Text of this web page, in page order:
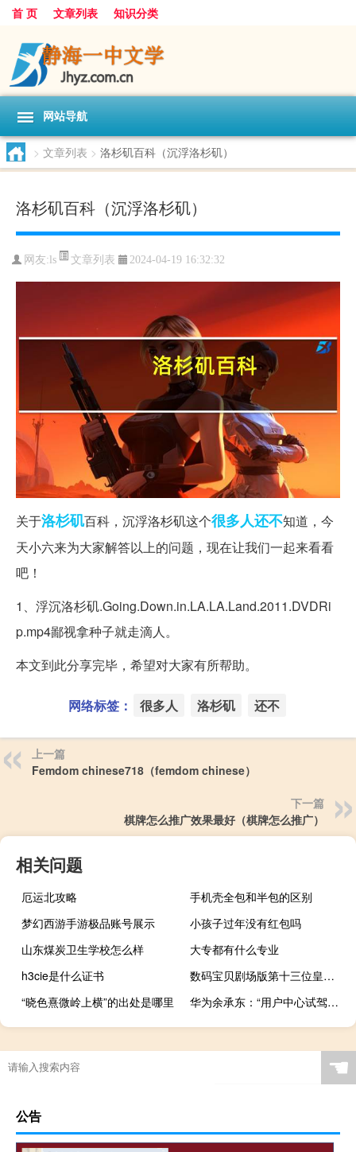
首 页 文章列表 知识分类
网站导航
> 文章列表 > 洛杉矶百科（沉浮洛杉矶）
洛杉矶百科（沉浮洛杉矶）
网友: ls 文章列表 2024-04-19 16:32:32
关于洛杉矶百科，沉浮洛杉矶这个很多人还不知道，今
天小六来为大家解答以上的问题，现在让我们一起来看看
吧！
1、浮沉洛杉矶.Going.Down.in.LA.LA.Land.2011.DVDRi
p.mp4鄙视拿种子就走滴人。
本文到此分享完毕，希望对大家有所帮助。
网络标签： 很多人 洛杉矶 还不
上一篇
Femdom chinese718（femdom chinese）
下一篇
棋牌怎么推广效果最好（棋牌怎么推广）
相关问题
厄运北攻略
手机壳全包和半包的区别
梦幻西游手游极品账号展示
小孩子过年没有红包吗
山东煤炭卫生学校怎么样
大专都有什么专业
h3cie是什么证书
数码宝贝剧场版第十三位皇家骑士是谁（数码宝贝剧场版第十三位皇家骑士）
“晓色熹微岭上横”的出处是哪里
华为余承东：“用户中心试驾事故”为客户误踩油门踏板导致 AEB未介入
☚
公告